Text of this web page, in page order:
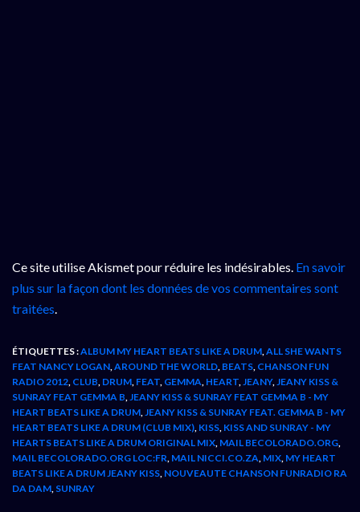
Ce site utilise Akismet pour réduire les indésirables. En savoir
plus sur la façon dont les données de vos commentaires sont
traitées.
ÉTIQUETTES :ALBUM MY HEART BEATS LIKE A DRUM,ALL SHE WANTS
FEAT NANCY LOGAN,AROUND THE WORLD, BEATS, CHANSON FUN
RADIO 2012, CLUB, DRUM, FEAT, GEMMA, HEART,JEANY,JEANY KISS &
SUNRAY FEAT GEMMA B,JEANY KISS & SUNRAY FEAT GEMMA B - MY
HEART BEATS LIKE A DRUM,JEANY KISS & SUNRAY FEAT. GEMMA B - MY
HEART BEATS LIKE A DRUM (CLUB MIX), KISS, KISS AND SUNRAY - MY
HEARTS BEATS LIKE A DRUM ORIGINAL MIX, MAIL BECOLORADO.ORG,
MAIL BECOLORADO.ORG LOC:FR, MAIL NICCI.CO.ZA, MIX, MY HEART
BEATS LIKE A DRUM JEANY KISS, NOUVEAUTE CHANSON FUNRADIO RA
DA DAM, SUNRAY